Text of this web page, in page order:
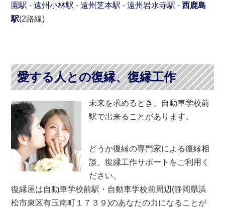
園駅 -遠州小林駅 -遠州芝本駅 -遠州岩水寺駅 -西鹿島
駅(2路線)
愛する人との復縁、復縁工作
未来を求めるとき、自動車学校前
駅で出来ることがあります。
どうか復縁の専門家による復縁相
談、復縁工作サポートをご利用く
ださい。
復縁屋は自動車学校前駅・自動車学校前周辺(静岡県浜
松市東区有玉南町１７３９)のあなたの力になることが